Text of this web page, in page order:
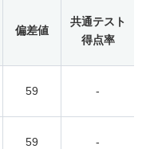
偏差値
共通テスト
得点率
59 -
59 -